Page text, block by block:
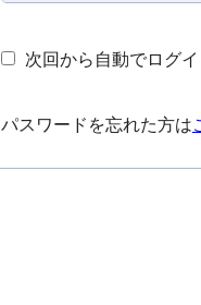
次回から自動でログイ
パスワードを忘れた方は